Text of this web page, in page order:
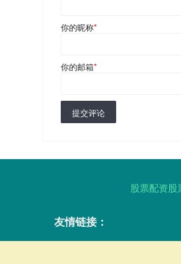
你的昵称*
你的邮箱*
提交评论
股票配资股
友情链接：